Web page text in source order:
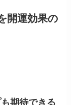
開運効果の
期待できる